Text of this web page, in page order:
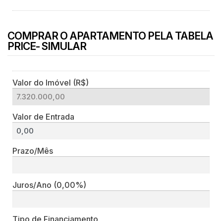
COMPRAR O APARTAMENTO PELA TABELA
PRICE- SIMULAR
Valor do Imóvel (R$)
Valor de Entrada
Prazo/Mês
Juros/Ano (0,00%)
Tipo de Financiamento